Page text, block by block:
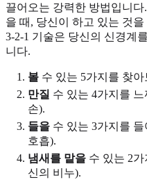
끌어오는 강력한 방법입니
을 때, 당신이 하고 있는 것
3-2-1 기술은 당신의 신경계
니다.
볼 수 있는 5가지를 찾
만질 수 있는 4가지를
손).
들을 수 있는 3가지를
호흡).
냄새를 맡을 수 있는 2
신의 비누).